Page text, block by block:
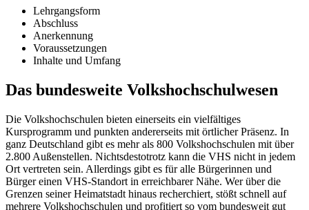
Lehrgangsform
Abschluss
Anerkennung
Voraussetzungen
Inhalte und Umfang
Das bundesweite Volkshochschulwesen
Die Volkshochschulen bieten einerseits ein vielfältiges
Kursprogramm und punkten andererseits mit örtlicher Präsenz. In
ganz Deutschland gibt es mehr als 800 Volkshochschulen mit über
2.800 Außenstellen. Nichtsdestotrotz kann die VHS nicht in jedem
Ort vertreten sein. Allerdings gibt es für alle Bürgerinnen und
Bürger einen VHS-Standort in erreichbarer Nähe. Wer über die
Grenzen seiner Heimatstadt hinaus recherchiert, stößt schnell auf
mehrere Volkshochschulen und profitiert so vom bundesweit gut